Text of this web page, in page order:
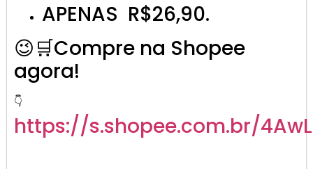
APENAS R$26,90.
😉🛒Compre na Shopee
agora!
👇
https://s.shopee.com.br/